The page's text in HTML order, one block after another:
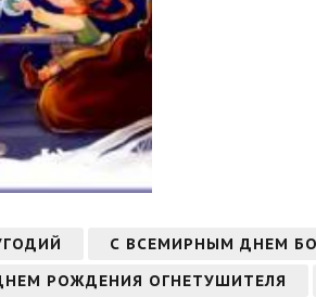
С ВСЕМИРНЫМ ДНЕМ
РОЖДЕНИЯ ОГНЕТУШИТЕЛЯ